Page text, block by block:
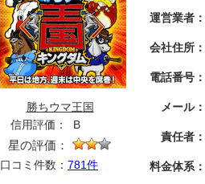
勝ちウマ王国
信用評価：
B
星の評価：
口コミ件数： 781件
運営業者：
会社住所：
電話番号：
メール：
責任者：
料金体系：